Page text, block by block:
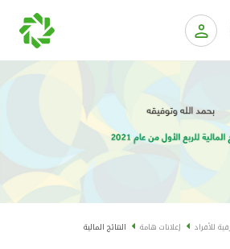
للأفراد
للشركات
الإلكتروني
للأفراد
للأفراد إعلانات هامة النتائج المالية